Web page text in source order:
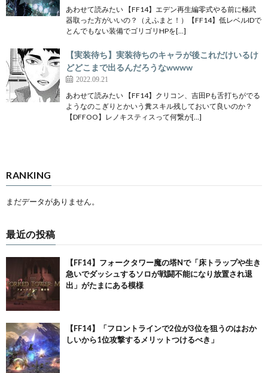
ID:ID:Cdn5WWje0
ないない 調整来るまで弱すぎてネタにされまく
501:名前が無い＠ただの名無しのようだ (ﾜｯﾁｮｲ 4b3b-CTdg
[220.158.116.129])2022/01/07(金) 22:49:09.02
ID:ID:y9ZLcz5y0
るのに、なんでティーダこんなに色々
言われるんだろう
502:名前が無い＠ただの名無しのようだ (ﾜｯﾁｮｲ cbaa-Wb4d
[60.67.122.3])2022/01/07(金) 22:51:59.31 ID:ID:FY53fTgD0
所詮キャラゲーだしね、ティーダに限った話じ
ゃない
503:名前が無い＠ただの名無しのようだ (ﾜｯﾁｮｲ fbf3-oILJ
[106.72.141.64])
あわせて読みたい 【FF14】エデン再生編零式やる前に極武
器取った方がいいの？（えふまと！）【FF14】低レベルIDで
とんでもない装備でゴリゴリHPを[…]
【実装待ち】実装待ちのキャラが後これだけいるけ
どどこまで出るんだろうなwwww
2022.09.21
あわせて読みたい 【FF14】クリコン、吉田Pも舌打ちがでる
ようなのこぎりとかいう糞スキル残しておいて良いのか？
【DFFOO】レノキスティスって何繋が[…]
RANKING
まだデータがありません。
最近の投稿
【FF14】フォークタワー魔の塔Nで「床トラップや生き
急いでダッシュするソロが戦闘不能になり放置され退
出」がたまにある模様
【FF14】「フロントラインで2位が3位を狙うのはおか
しいから1位攻撃するメリットつけるべき」